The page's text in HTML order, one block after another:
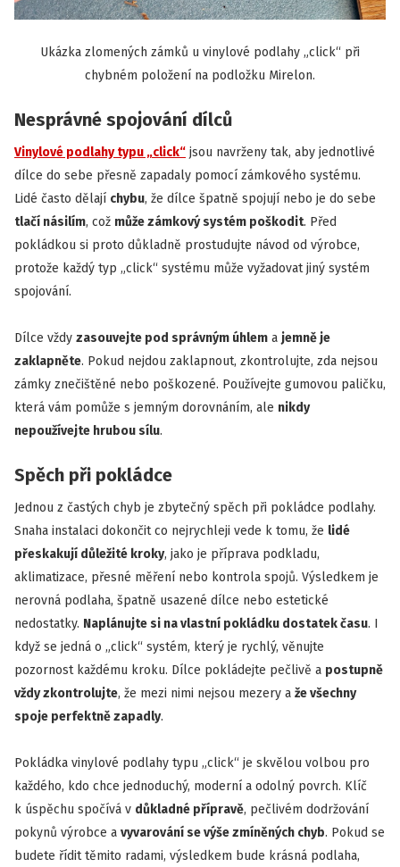
Ukázka zlomených zámků u vinylové podlahy „click“ při
chybném položení na podložku Mirelon.
Nesprávné spojování dílců
Vinylové podlahy typu „click“ jsou navrženy tak, aby jednotlivé
dílce do sebe přesně zapadaly pomocí zámkového systému.
Lidé často dělají chybu, že dílce špatně spojují nebo je do sebe
tlačí násilím, což může zámkový systém poškodit. Před
pokládkou si proto důkladně prostudujte návod od výrobce,
protože každý typ „click“ systému může vyžadovat jiný systém
spojování.
Dílce vždy zasouvejte pod správným úhlem a jemně je
zaklapněte. Pokud nejdou zaklapnout, zkontrolujte, zda nejsou
zámky znečištěné nebo poškozené. Používejte gumovou paličku,
která vám pomůže s jemným dorovnáním, ale nikdy
nepoužívejte hrubou sílu.
Spěch při pokládce
Jednou z častých chyb je zbytečný spěch při pokládce podlahy.
Snaha instalaci dokončit co nejrychleji vede k tomu, že lidé
přeskakují důležité kroky, jako je příprava podkladu,
aklimatizace, přesné měření nebo kontrola spojů. Výsledkem je
nerovná podlaha, špatně usazené dílce nebo estetické
nedostatky. Naplánujte si na vlastní pokládku dostatek času. I
když se jedná o „click“ systém, který je rychlý, věnujte
pozornost každému kroku. Dílce pokládejte pečlivě a postupně
vždy zkontrolujte, že mezi nimi nejsou mezery a že všechny
spoje perfektně zapadly.
Pokládka vinylové podlahy typu „click“ je skvělou volbou pro
každého, kdo chce jednoduchý, moderní a odolný povrch. Klíč
k úspěchu spočívá v důkladné přípravě, pečlivém dodržování
pokynů výrobce a vyvarování se výše zmíněných chyb. Pokud se
budete řídit těmito radami, výsledkem bude krásná podlaha,